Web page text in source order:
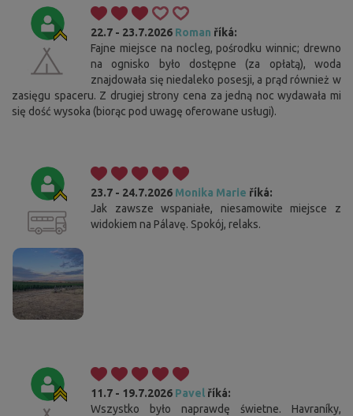
22.7 - 23.7.2026 Roman říká:
Fajne miejsce na nocleg, pośrodku winnic; drewno
na ognisko było dostępne (za opłatą), woda
znajdowała się niedaleko posesji, a prąd również w
zasięgu spaceru. Z drugiej strony cena za jedną noc wydawała mi
się dość wysoka (biorąc pod uwagę oferowane usługi).
23.7 - 24.7.2026 Monika Marie říká:
Jak zawsze wspaniałe, niesamowite miejsce z
widokiem na Pálavę. Spokój, relaks.
11.7 - 19.7.2026 Pavel říká:
Wszystko było naprawdę świetne. Havraníky,